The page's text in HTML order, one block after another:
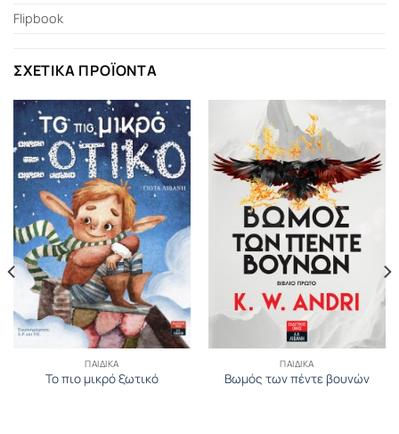
Flipbook
ΣΧΕΤΙΚΆ ΠΡΟΪΌΝΤΑ
ΠΑΙΔΙΚΆ
To πιο μικρό ξωτικό
ΠΑΙΔΙΚΆ
Βωμός των πέντε βουνών